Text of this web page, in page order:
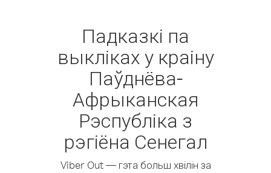
Падказкі па
выкліках у краіну
Паўднёва-
Афрыканская
Рэспубліка з
рэгіёна Сенегал
Viber Out — гэта больш хвілін за